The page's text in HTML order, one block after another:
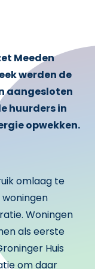
Meeden
werden de
aangesloten
huurders in
opwekken.
omlaag te
Woningen
als eerste
Huis
om daar